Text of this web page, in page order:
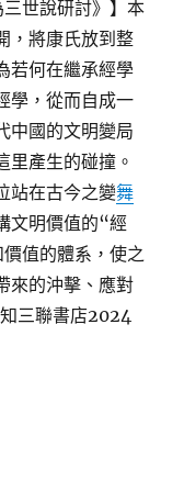
世說研討》】本
，將康氏放到整
若何在繼承經學
學，從而自成一
中國的文明變局
里產生的碰撞。
站在古今之變舞
文明價值的“經
值的體系，使之
來的沖擊、應對
知三聯書店2024